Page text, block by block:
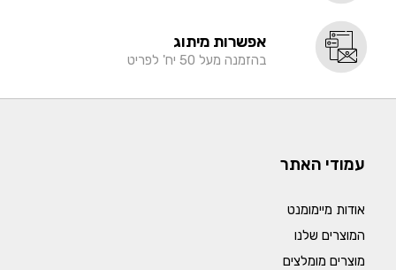
אפשרות מיתוג
בהזמנה מעל 50 יח' לפריט
עמודי האתר
אודות מיימומנט
המוצרים שלנו
מוצרים מומלצים